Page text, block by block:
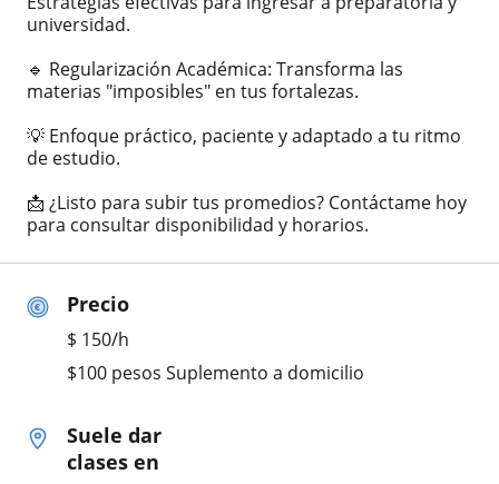
Precio
$ 150/h
$100 pesos Suplemento a domicilio
Suele dar
clases en
universidad.
🔹 Regularización Académica: Transforma las
materias "imposibles" en tus fortalezas.
💡 Enfoque práctico, paciente y adaptado a tu ritmo
de estudio.
📩 ¿Listo para subir tus promedios? Contáctame hoy
para consultar disponibilidad y horarios.